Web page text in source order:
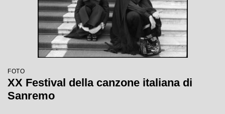
FOTO
XX Festival della canzone italiana di
Sanremo